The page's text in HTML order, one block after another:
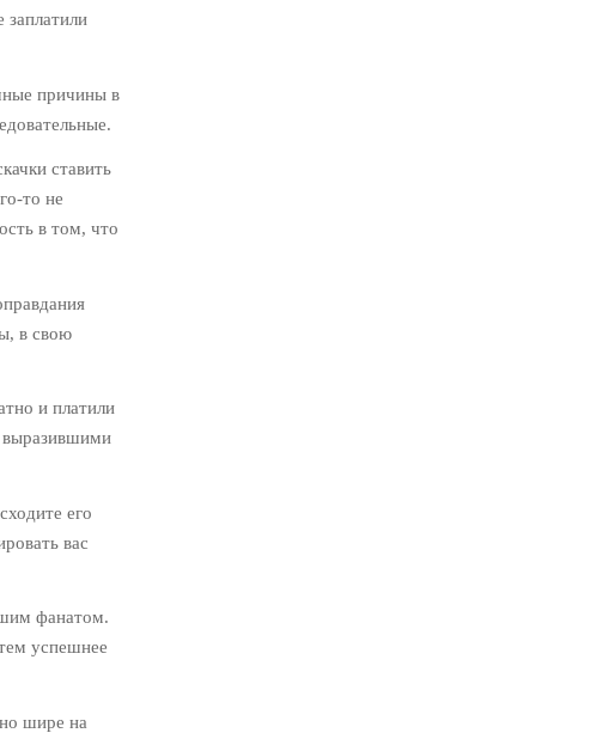
причины в
ставить
то не
в том, что
в свою
и платили
выразившими
его
вас
фанатом.
успешнее
шире на